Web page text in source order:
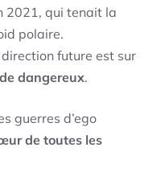
2021, qui tenait la
polaire.
future est sur
dangereux.
guerres d’ego
de toutes les